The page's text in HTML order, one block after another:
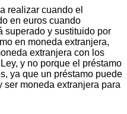
realizar cuando el
en euros cuando
superado y sustituido por
en moneda extranjera,
extranjera con los
y no porque el préstamo
ya que un préstamo puede
ser moneda extranjera para